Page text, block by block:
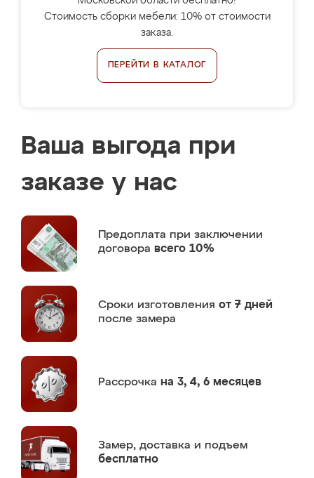
Стоимость сборки мебели: 10% от стоимости
заказа.
ПЕРЕЙТИ В КАТАЛОГ
Ваша выгода при
заказе у нас
Предоплата при заключении
договора всего 10%
Сроки изготовления от 7 дней
после замера
Рассрочка на 3, 4, 6 месяцев
Замер, доставка и подъем
бесплатно